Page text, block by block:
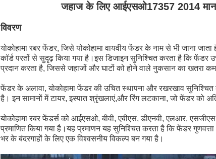
जहाज के लिए आईएसओ17357 2014
विवरण
योकोहामा रबर फेंडर, जिसे योकोहामा वायवीय फेंडर के नाम से भी जाना
कॉर्ड परतों से सुदृढ़ किया गया है।इस डिजाइन सुनिश्चित करता है कि
प्रदान करता है, जिससे जहाजों और घाटों को होने वाले नुकसान का खतरा कम
फेंडर के अलावा, योकोहामा फेंडर की उचित स्थापना और रखरखाव
है। इन सामानों में टायर, इस्पात श्रृंखलाएं,और रिंग लटकाना, जो फेंडर को
योकोहामा रबर फेंडर्स को आईएसओ, बीवी, एबीएस, डीएनवी, एलआर,
प्रमाणित किया गया है।यह प्रमाणन यह सुनिश्चित करता है कि फेंडर
भर के बंदरगाहों के लिए एक विश्वसनीय विकल्प बन गया है।